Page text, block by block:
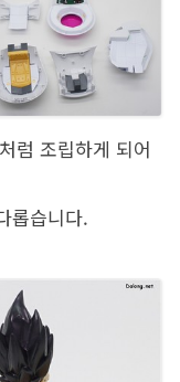
럼 조립하게 되어
롭습니다.